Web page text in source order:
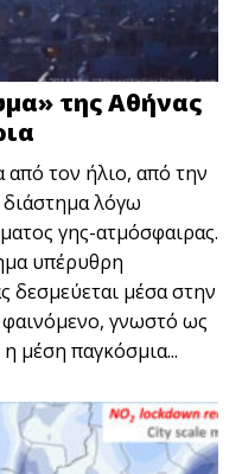
της Αθήνας
από τον ήλιο, από την
διάστημα λόγω
γης-ατμόσφαιρας.
υπέρυθρη
δεσμεύεται μέσα στην
γνωστό ως
μέση παγκόσμια...